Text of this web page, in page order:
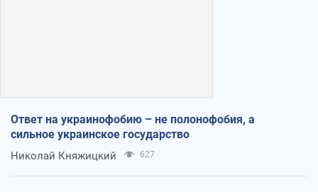
Ответ на украинофобию – не полонофобия, а
сильное украинское государство
Николай Княжицкий 627